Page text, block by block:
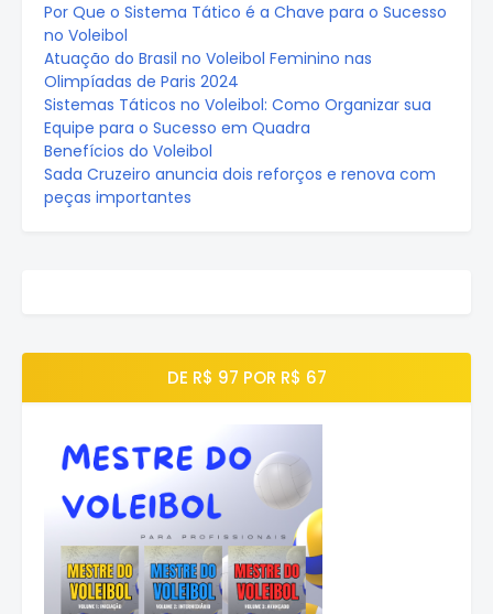
Por Que o Sistema Tático é a Chave para o Sucesso
no Voleibol
Atuação do Brasil no Voleibol Feminino nas
Olimpíadas de Paris 2024
Sistemas Táticos no Voleibol: Como Organizar sua
Equipe para o Sucesso em Quadra
Benefícios do Voleibol
Sada Cruzeiro anuncia dois reforços e renova com
peças importantes
DE R$ 97 POR R$ 67